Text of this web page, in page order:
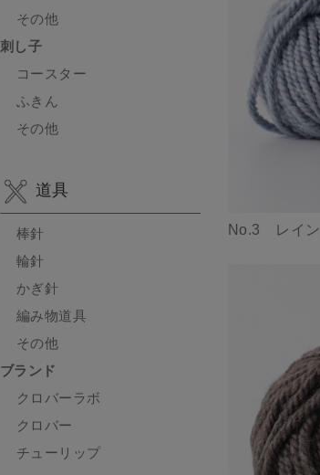
No.3 レイン
その他
刺し子
コースター
ふきん
その他
道具
棒針
輪針
かぎ針
編み物道具
その他
ブランド
クロバーラボ
クロバー
チューリップ